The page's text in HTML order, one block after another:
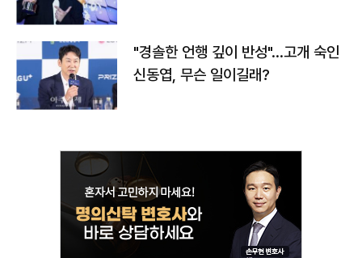
"경솔한 언행 깊이 반성"…고개 숙인
신동엽, 무슨 일이길래?